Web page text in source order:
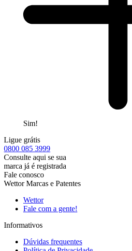
Sim!
Ligue grátis
0800 085 3999
Consulte aqui se sua
marca já é registrada
Fale conosco
Wettor Marcas e Patentes
Wettor
Fale com a gente!
Informativos
Dúvidas frequentes